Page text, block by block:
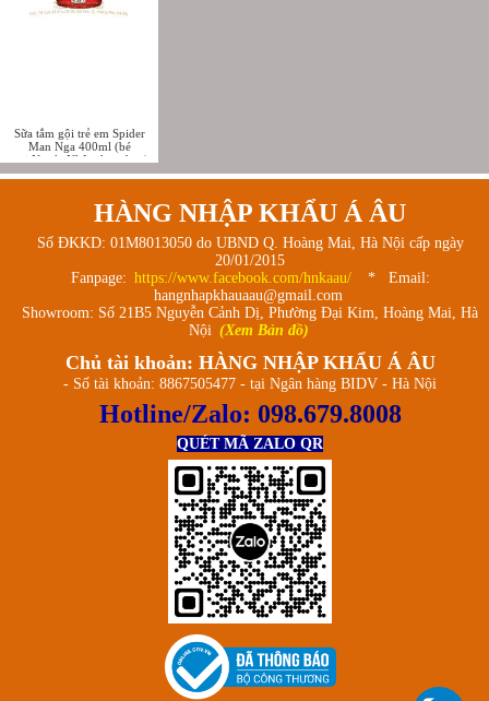
Sữa tắm gội trẻ em Spider
Man Nga 400ml (bé
trai,Người Nhện đang bay)
HÀNG NHẬP KHẨU Á ÂU
Số ĐKKD: 01M8013050 do UBND Q. Hoàng Mai, Hà Nội cấp ngày
20/01/2015
Fanpage: https://www.facebook.com/hnkaau/
* Email:
hangnhapkhauaau@gmail.com
Showroom: Số 21B5 Nguyễn Cảnh Dị, Phường Đại Kim, Hoàng Mai, Hà
Nội (Xem Bản đồ)
Chủ tài khoản: HÀNG NHẬP KHẨU Á ÂU
- Số tài khoản: 8867505477 - tại Ngân hàng BIDV - Hà Nội
Hotline/Zalo: 098.679.8008
QUÉT MÃ ZALO QR